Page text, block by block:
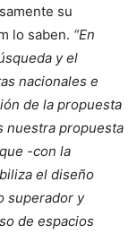
su
lo saben. “En
y el
nacionales e
de la propuesta
nuestra propuesta
-con la
el diseño
superador y
de espacios